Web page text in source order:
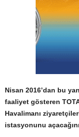
Nisan 2016’dan bu
faaliyet gösteren
Havalimanı
istasyonunu